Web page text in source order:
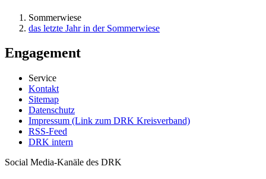
Sommerwiese
das letzte Jahr in der Sommerwiese
Engagement
Service
Kontakt
Sitemap
Datenschutz
Impressum (Link zum DRK Kreisverband)
RSS-Feed
DRK intern
Social Media-Kanäle des DRK